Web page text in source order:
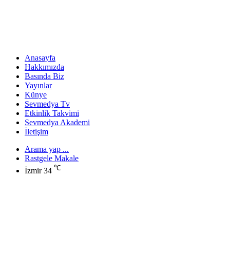
Anasayfa
Hakkımızda
Basında Biz
Yayınlar
Künye
Sevmedya Tv
Etkinlik Takvimi
Sevmedya Akademi
İletişim
Arama yap ...
Rastgele Makale
İzmir 34 ℃